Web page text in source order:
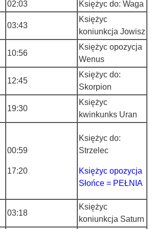
02:03 Księżyc do: Waga
03:43
Księżyc
koniunkcja Jowisz
10:56
Księżyc opozycja
Wenus
12:45
Księżyc do:
Skorpion
19:30
Księżyc
kwinkunks Uran
00:59
17:20
Księżyc do:
Strzelec
Księżyc opozycja
Słońce = PEŁNIA
03:18
Księżyc
koniunkcja Saturn